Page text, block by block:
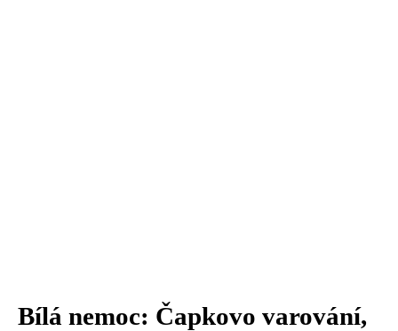
Bílá nemoc: Čapkovo varování,